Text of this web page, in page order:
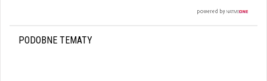
PODOBNE TEMATY